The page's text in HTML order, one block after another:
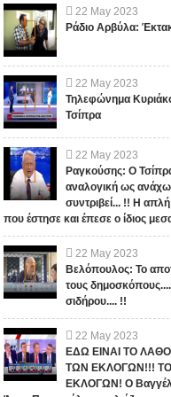
22 May 2023
Ράδιο Αρβύλα:
22 May 2023
Τηλεφώνημα
Τσίπρα
22 May 2023
Ραγκούσης: Ο
αναλογική ως
συντριβεί... !! Η
που έστησε και έπεσε ο ίδιος
22 May 2023
Βελόπουλος: Το
τους
σιδήρου.... !!
22 May 2023
ΕΔΩ ΕΙΝΑΙ ΤΟ
ΤΩΝ ΕΚΛΟΓΩΝ!!!
ΕΚΛΟΓΩΝ! Ο